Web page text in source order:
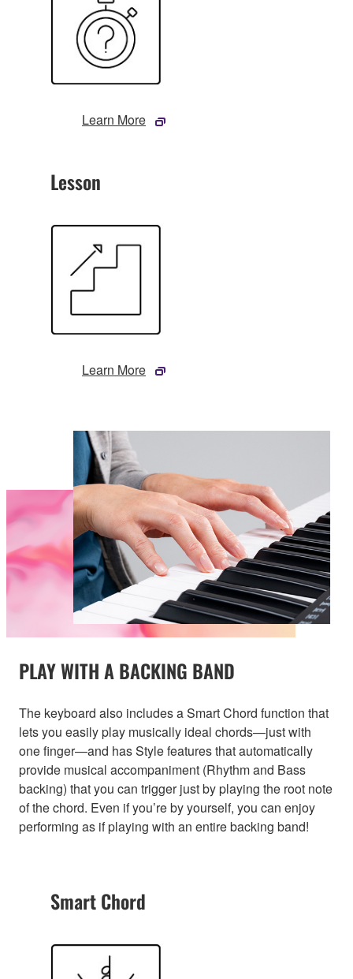
Learn More
Lesson
Learn More
PLAY WITH A BACKING BAND
The keyboard also includes a Smart Chord function that
lets you easily play musically ideal chords—just with
one finger—and has Style features that automatically
provide musical accompaniment (Rhythm and Bass
backing) that you can trigger just by playing the root note
of the chord. Even if you’re by yourself, you can enjoy
performing as if playing with an entire backing band!
Smart Chord